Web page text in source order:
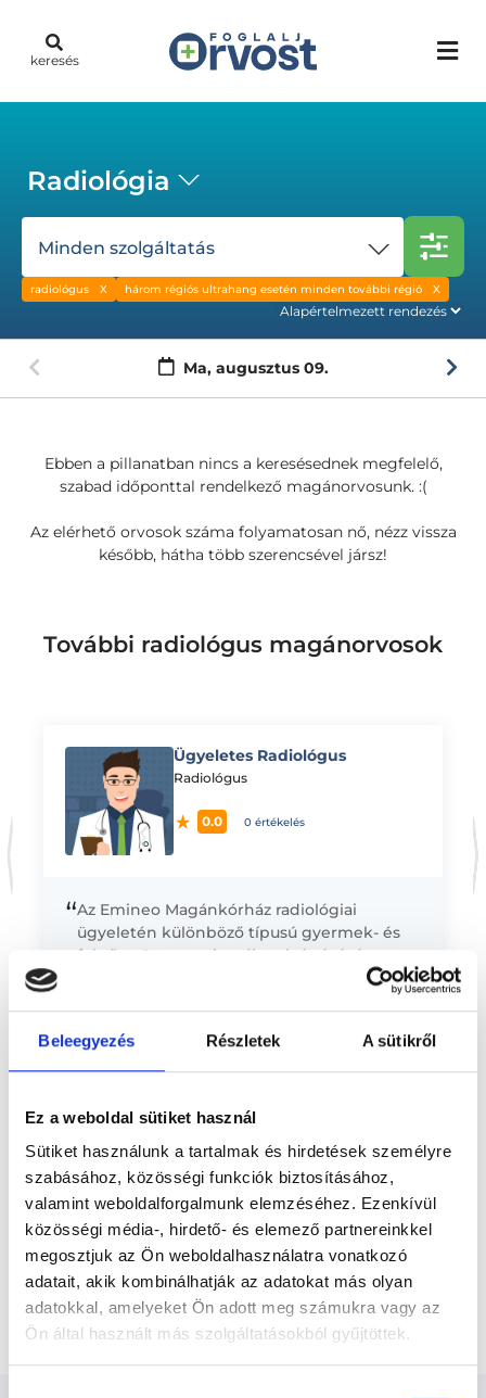
Beleegyezés Részletek A sütikről
Ez a weboldal sütiket használ
Sütiket használunk a tartalmak és hirdetések személyre
szabásához, közösségi funkciók biztosításához,
valamint weboldalforgalmunk elemzéséhez. Ezenkívül
közösségi média-, hirdető- és elemező partnereinkkel
megosztjuk az Ön weboldalhasználatra vonatkozó
adatait, akik kombinálhatják az adatokat más olyan
adatokkal, amelyeket Ön adott meg számukra vagy az
Ön által használt más szolgáltatásokból gyűjtöttek.
keresés
Radiológia
Minden szolgáltatás
radiológus három régiós ultrahang esetén minden további régió
Ma, augusztus 09.
Ebben a pillanatban nincs a keresésednek megfelelő,
szabad időponttal rendelkező magánorvosunk. :(
Az elérhető orvosok száma folyamatosan nő, nézz vissza
később, hátha több szerencsével jársz!
További radiológus magánorvosok
Ügyeletes Radiológus
Radiológus
0.0 0 értékelés
“Az Emineo Magánkórház radiológiai
ügyeletén különböző típusú gyermek- és
felnőtt röntgen vizsgálat elvégézésére van
Előző* Szakorvos jelölt (rezidens): általános orvosi oklevéllel rendelkező
orvos, aki jogszabályok szerinti szakorvosi szakképesítés
felelősséggel tartozik és azt közvetlenül felügyeli az egészségügyi
szakorvosjelölt önállóan láthat el feladatokat. A foglaljorvost.hu
felelősségét kizárja esetleges névazonosságért bármely szakorvos
Főoldal Radiológus
Három régiós ultrahang esetén minden további régió